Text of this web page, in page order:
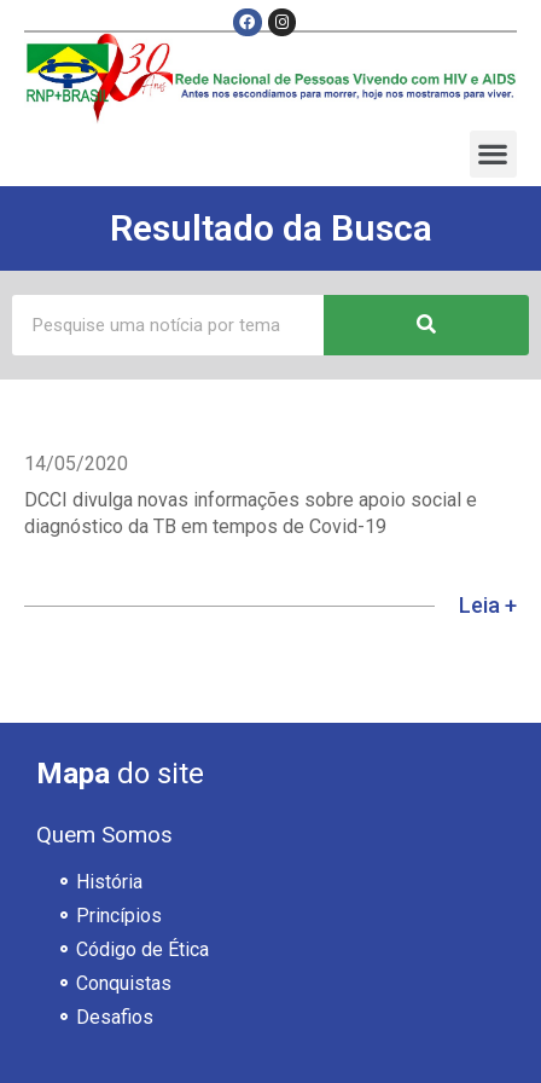
Resultado da Busca
14/05/2020
DCCI divulga novas informações sobre apoio social e
diagnóstico da TB em tempos de Covid-19
Leia +
Mapa do site
Quem Somos
História
Princípios
Código de Ética
Conquistas
Desafios